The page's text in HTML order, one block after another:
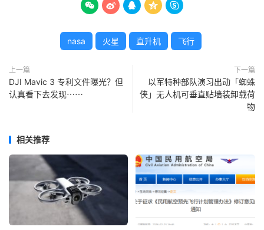
    
nasa 火星 直升机 飞行
上一篇
DJI Mavic 3 专利文件曝光？但
认真看下去发现⋯⋯
下一篇
以军特种部队演习出动「蜘蛛
侠」无人机可垂直贴墙装卸载荷
物
相关推荐